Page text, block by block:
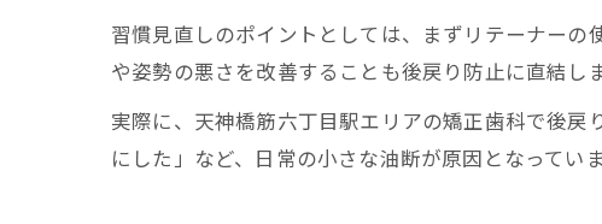
習慣見直しのポイントとしては、まずリテーナー
や姿勢の悪さを改善することも後戻り防止に直結しま
実際に、天神橋筋六丁目駅エリアの矯正歯科で後
にした」など、日常の小さな油断が原因となってい